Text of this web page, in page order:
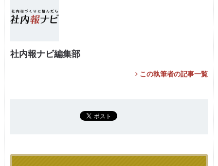
社内報ナビ編集部
この執筆者の記事一覧